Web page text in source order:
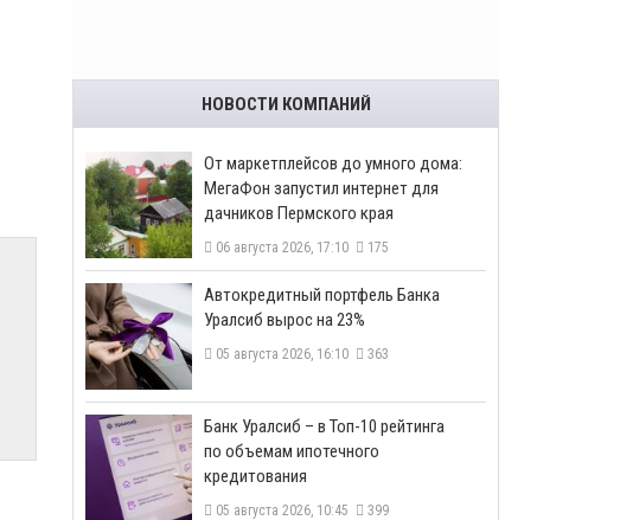
НОВОСТИ КОМПАНИЙ
От маркетплейсов до умного дома:
МегаФон запустил интернет для
дачников Пермского края
06 августа 2026, 17:10 175
​Автокредитный портфель Банка
Уралсиб вырос на 23%
05 августа 2026, 16:10 363
​Банк Уралсиб – в Топ-10 рейтинга
по объемам ипотечного
кредитования
05 августа 2026, 10:45 399